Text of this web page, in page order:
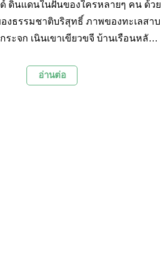
ดินแดนในฝันของใครหลายๆ คน ด้วย
งธรรมชาติบริสุทธิ์ ภาพของทะเลสาบ
ระจก เนินเขาเขียวขจี บ้านเรือนหลัง
ะสีขาวเป็นแนวยาวโอบล้อมดินแดนที่
งคาของทวีปยุโรปแห่งนี้ ไปจนถึง
อ่านต่อ